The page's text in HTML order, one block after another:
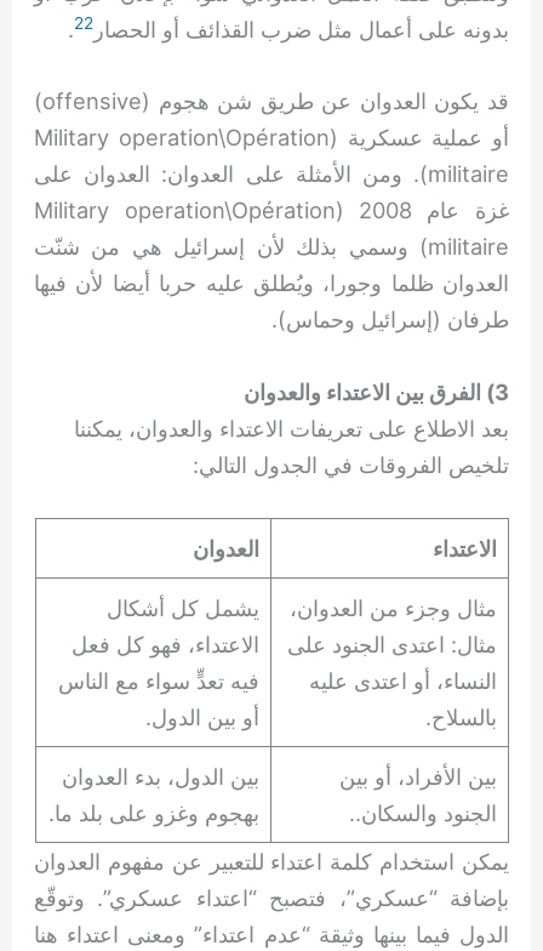
بدونه على أعمال مثل ضرب القذائف أو الحصار22
.
قد يكون العدوان عن طريق شن هجوم (offensive)
أو عملية عسكرية (Military operation\Opération
militaire). ومن الأمثلة على العدوان: العدوان على
غزة عام 2008 (Military operation\Opération
militaire) وسمي بذلك لأن إسرائيل هي من شنّت
العدوان ظلما وجورا، ويُطلق عليه حربا أيضا لأن فيها
طرفان (إسرائيل وحماس).
3) الفرق بين الاعتداء والعدوان
بعد الاطلاع على تعريفات الاعتداء والعدوان، يمكننا
تلخيص الفروقات في الجدول التالي:
الاعتداء العدوان
مثال وجزء من العدوان،
مثال: اعتدى الجنود على
النساء، أو اعتدى عليه
بالسلاح.
يشمل كل أشكال
الاعتداء، فهو كل فعل
فيه تعدٍّ سواء مع الناس
أو بين الدول.
بين الأفراد، أو بين
الجنود والسكان..
بين الدول، بدء العدوان
بهجوم وغزو على بلد ما.
يمكن استخدام كلمة اعتداء للتعبير عن مفهوم العدوان
بإضافة “عسكري”، فتصبح “اعتداء عسكري”. وتوقّع
الدول فيما بينها وثيقة “عدم اعتداء” ومعنى اعتداء هنا